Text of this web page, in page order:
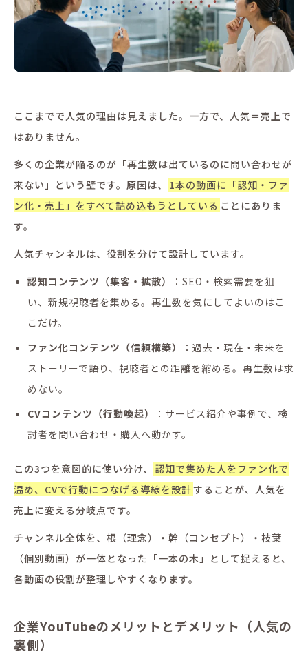
ここまでで人気の理由は見えました。一方で、人気＝売上で
はありません。
多くの企業が陥るのが「再生数は出ているのに問い合わせが
来ない」という壁です。原因は、
1本の動画に「認知・ファ
ン化・売上」をすべて詰め込もうとしている ことにありま
す。
人気チャンネルは、役割を分けて設計しています。
認知コンテンツ（集客・拡散）
：SEO・検索需要を狙
い、新規視聴者を集める。再生数を気にしてよいのはこ
こだけ。
ファン化コンテンツ（信頼構築）
：過去・現在・未来を
ストーリーで語り、視聴者との距離を縮める。再生数は求
めない。
CVコンテンツ（行動喚起）
：サービス紹介や事例で、検
討者を問い合わせ・購入へ動かす。
この3つを意図的に使い分け、
認知で集めた人をファン化で
温め、CVで行動につなげる導線を設計することが、人気を
売上に変える分岐点です。
チャンネル全体を、根（理念）・幹（コンセプト）・枝葉
（個別動画）が一体となった「一本の木」として捉えると、
各動画の役割が整理しやすくなります。
企業YouTubeのメリットとデメリット（人気の
裏側）